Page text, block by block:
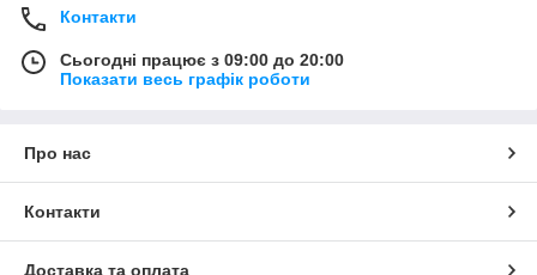
Контакти
Сьогодні працює з 09:00 до 20:00
Показати весь графік роботи
Про нас
Контакти
Доставка та оплата